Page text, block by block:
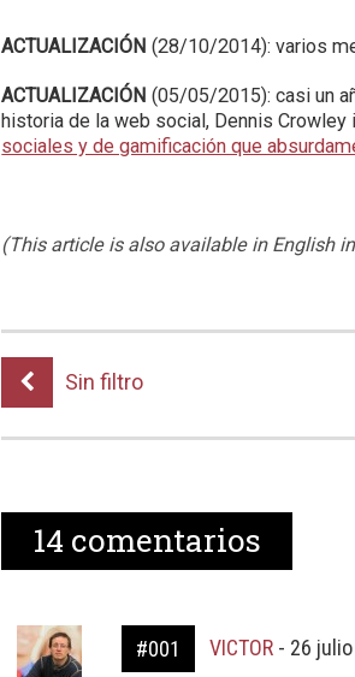
ACTUALIZACIÓN (28/10/2014): varios
ACTUALIZACIÓN (05/05/2015): casi un
historia de la web social, Dennis
sociales y de gamificación que
(This article is also available in English
Sin filtro
14 comentarios
#001 VICTOR- 26